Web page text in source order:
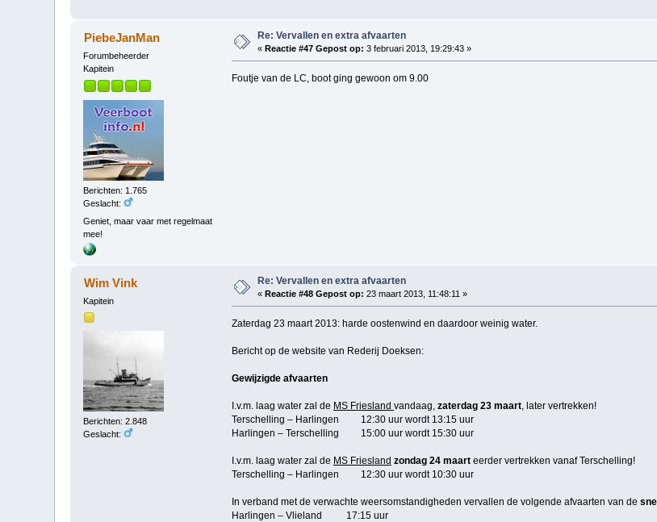
PiebeJanMan
Forumbeheerder
Kapitein
Berichten: 1.765
Geslacht:
Geniet, maar vaar met regelmaat
mee!
Re: Vervallen en extra afvaarten
«Reactie #47 Gepost op: 3 februari 2013, 19:29:43 »
Foutje van de LC, boot ging gewoon om 9.00
Wim Vink
Kapitein
Berichten: 2.848
Geslacht:
Re: Vervallen en extra afvaarten
«Reactie #48 Gepost op: 23 maart 2013, 11:48:11 »
Zaterdag 23 maart 2013: harde oostenwind en daardoor weinig water.
Bericht op de website van Rederij Doeksen:
Gewijzigde afvaarten
I.v.m. laag water zal de MS Friesland vandaag, zaterdag 23 maart, later vertrekken!
Terschelling – Harlingen 12:30 uur wordt 13:15 uur
Harlingen – Terschelling 15:00 uur wordt 15:30 uur
I.v.m. laag water zal de MS Friesland zondag 24 maarteerder vertrekken vanaf Terschelling!
Terschelling – Harlingen 12:30 uur wordt 10:30 uur
In verband met de verwachte weersomstandigheden vervallen de volgende afvaarten van de
Harlingen – Vlieland 17:15 uur